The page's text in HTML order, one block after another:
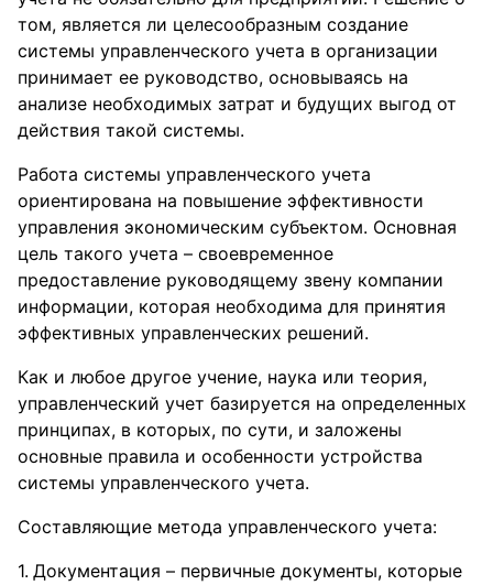
том, является ли целесообразным создание
системы управленческого учета в организации
принимает ее руководство, основываясь на
анализе необходимых затрат и будущих выгод от
действия такой системы.
Работа системы управленческого учета
ориентирована на повышение эффективности
управления экономическим субъектом. Основная
цель такого учета – своевременное
предоставление руководящему звену компании
информации, которая необходима для принятия
эффективных управленческих решений.
Как и любое другое учение, наука или теория,
управленческий учет базируется на определенных
принципах, в которых, по сути, и заложены
основные правила и особенности устройства
системы управленческого учета.
Составляющие метода управленческого учета:
Документация – первичные документы, которые